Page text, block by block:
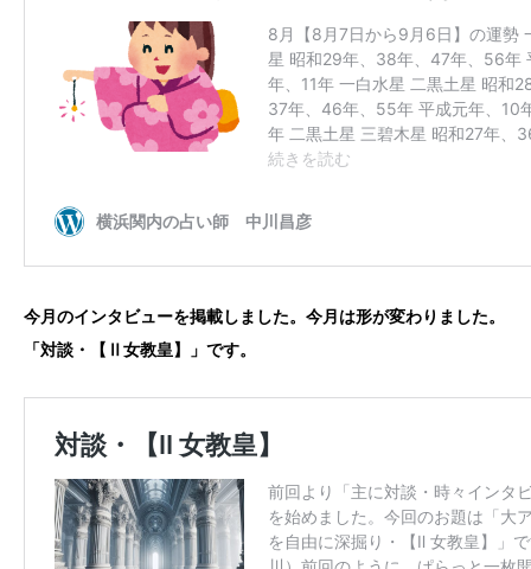
今月のインタビューを掲載しました。今月は形が変わりました。
「対談・【Ⅱ女教皇】」です。